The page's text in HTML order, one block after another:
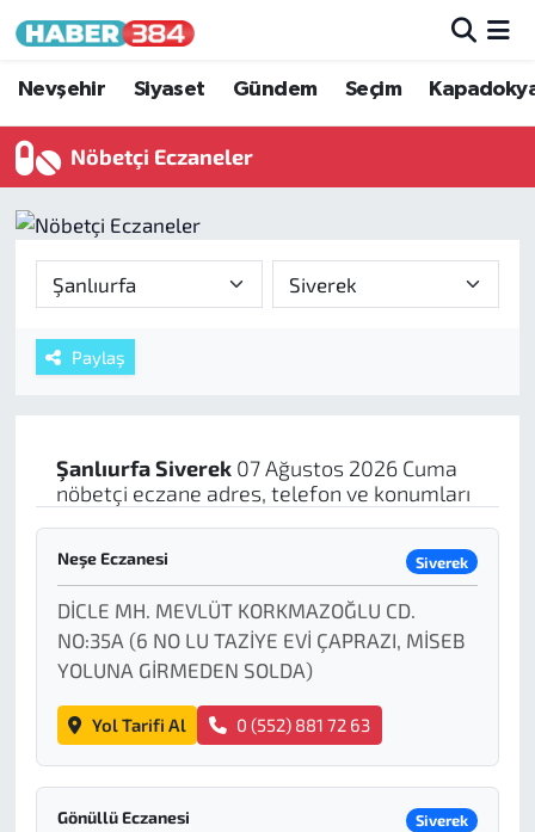
Nevşehir Siyaset Gündem Seçim
Nöbetçi Eczaneler
Paylaş
ŞanlıurfaSiverek07 Ağustos 2026 Cuma
nöbetçi eczane adres, telefon ve konumları
Neşe Eczanesi Siverek
DİCLE MH. MEVLÜT KORKMAZOĞLU CD.
NO:35A (6 NO LU TAZİYE EVİ ÇAPRAZI, MİSEB
YOLUNA GİRMEDEN SOLDA)
Yol Tarifi Al 0 (552) 881 72 63
Gönüllü Eczanesi Siverek
Nöbetçi Eczaneler
Hava Durumu
Trafik Durumu
Süper Lig Puan Durumu ve Fikstür
Tüm Manşetler
Haber Arşivi